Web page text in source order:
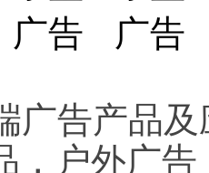
告产品及
，户外广